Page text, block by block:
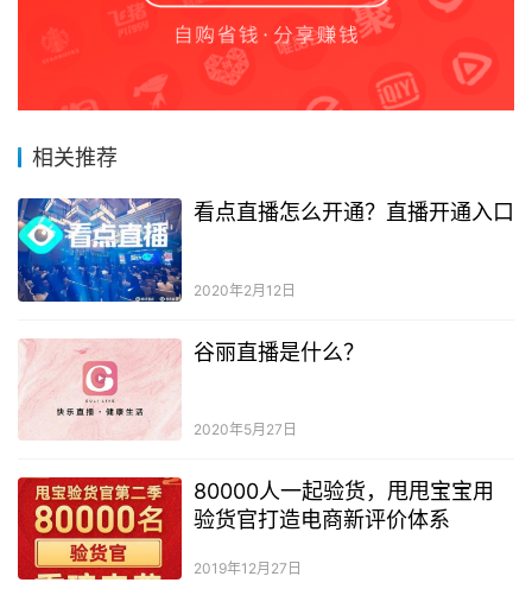
相关推荐
看点直播怎么开通？直播开通入口
2020年2月12日
谷丽直播是什么？
2020年5月27日
80000人一起验货，甩甩宝宝用
验货官打造电商新评价体系
2019年12月27日